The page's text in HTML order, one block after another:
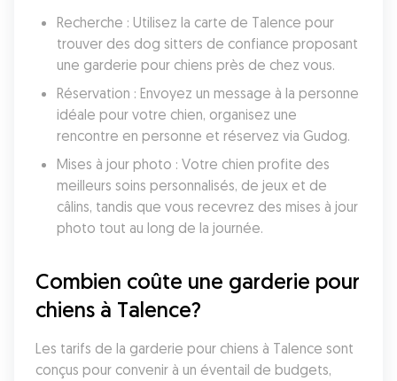
Recherche : Utilisez la carte de Talence pour
trouver des dog sitters de confiance proposant
une garderie pour chiens près de chez vous.
Réservation : Envoyez un message à la personne
idéale pour votre chien, organisez une
rencontre en personne et réservez via Gudog.
Mises à jour photo : Votre chien profite des
meilleurs soins personnalisés, de jeux et de
câlins, tandis que vous recevrez des mises à jour
photo tout au long de la journée.
Combien coûte une garderie pour
chiens à Talence?
Les tarifs de la garderie pour chiens à Talence sont
conçus pour convenir à un éventail de budgets,